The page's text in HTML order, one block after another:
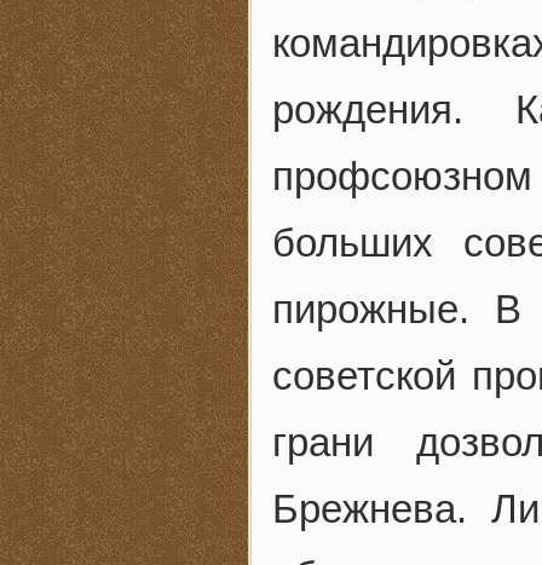
рождения.
больших
пирожные. В
советской
грани
Брежнева.